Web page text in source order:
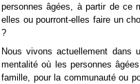
personnes âgées, à partir de ce
elles ou pourront-elles faire un
?
Nous vivonsactuellement dans
mentalité où les personnes
famille, pour la communauté ou